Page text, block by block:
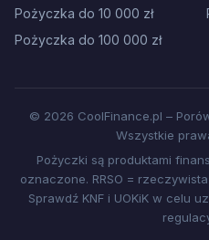
Pożyczka do 10 000 zł
Pożyczka do 100 000 zł
© 2026 CoolFinance.pl –
Wszystkie
Pożyczki są produktami
oznaczone. RRSO =
Sprawdź KNF i UOKiK w celu